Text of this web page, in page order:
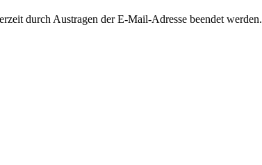
durch Austragen der E-Mail-Adresse beendet werden.